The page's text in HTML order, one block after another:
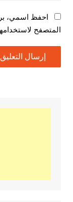
احفظ اسمي،
المتصفح